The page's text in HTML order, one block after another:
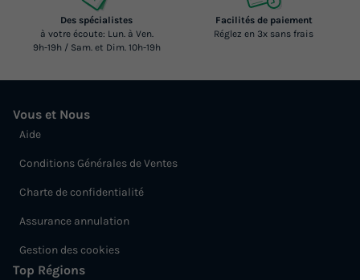
Des spécialistes
à votre écoute: Lun. à Ven.
9h-19h / Sam. et Dim. 10h-19h
Facilités de paiement
Réglez en 3x sans frais
Vous et Nous
Aide
Conditions Générales de Ventes
Charte de confidentialité
Assurance annulation
Gestion des cookies
Top Régions